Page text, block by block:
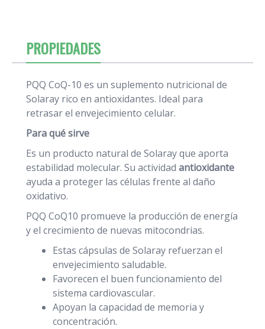
PROPIEDADES
PQQ CoQ-10 es un suplemento nutricional de
Solaray rico en antioxidantes. Ideal para
retrasar el envejecimiento celular.
Para qué sirve
Es un producto natural de Solaray que aporta
estabilidad molecular. Su actividad antioxidante
ayuda a proteger las células frente al daño
oxidativo.
PQQ CoQ10 promueve la producción de energía
y el crecimiento de nuevas mitocondrias.
Estas cápsulas de Solaray refuerzan el
envejecimiento saludable.
Favorecen el buen funcionamiento del
sistema cardiovascular.
Apoyan la capacidad de memoria y
concentración.